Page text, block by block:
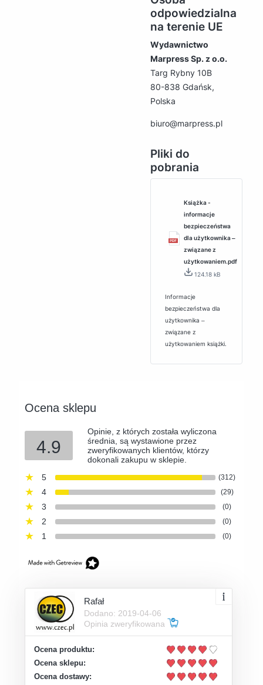
odpowiedzialna
na terenie UE
Wydawnictwo
Marpress Sp. z o.o.
Targ Rybny 10B
80-838 Gdańsk,
Polska
biuro@marpress.pl
Pliki do
pobrania
Książka -
informacje
bezpieczeństwa
dla użytkownika ‒
związane z
użytkowaniem.pdf
124.18 kB
Informacje
bezpieczeństwa dla
użytkownika ‒
związane z
użytkowaniem książki.
Ocena sklepu
4.9
Opinie, z których została wyliczona
średnia, są wystawione przez
zweryfikowanych klientów, którzy
dokonali zakupu w sklepie.
5
(312)
4 (29)
3 (0)
2 (0)
1 (0)
Rafał
Dodano: 2019-04-06
Opinia zweryfikowana
Ocena produktu:
Ocena sklepu:
Ocena dostawy: